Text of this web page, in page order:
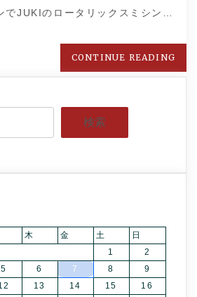
でJUKIのロータリックスミシン…
CONTINUE READING
検索
木 金 土
日
1
2
5 6 7 8
9
13 14 15
16